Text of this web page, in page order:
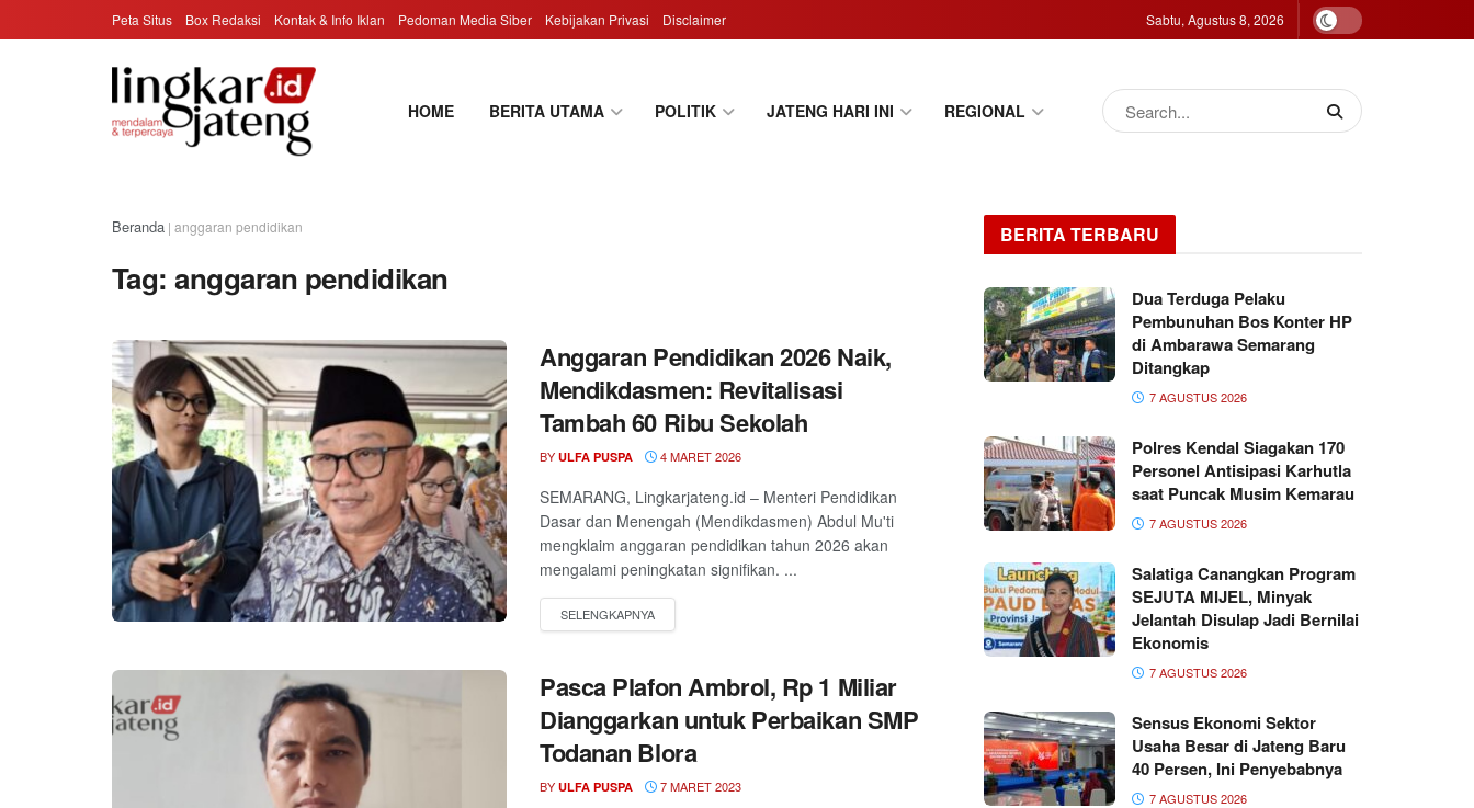
Peta Situs Box Redaksi Kontak & Info Iklan Pedoman Media Siber Kebijakan Privasi Disclaimer Sabtu, Agustus 8, 2026
HOME BERITA UTAMA POLITIK JATENG HARI INI REGIONAL
Beranda | anggaran pendidikan
Tag:anggaran pendidikan
Anggaran Pendidikan 2026 Naik,
Mendikdasmen: Revitalisasi
Tambah 60 Ribu Sekolah
BY ULFA PUSPA 4 MARET 2026
SEMARANG, Lingkarjateng.id – Menteri Pendidikan
Dasar dan Menengah (Mendikdasmen) Abdul Mu'ti
mengklaim anggaran pendidikan tahun 2026 akan
mengalami peningkatan signifikan. ...
Pasca Plafon Ambrol, Rp 1 Miliar
Dianggarkan untuk Perbaikan SMP
Todanan Blora
BY ULFA PUSPA 7 MARET 2023
BERITA TERBARU
Dua Terduga Pelaku
Pembunuhan Bos Konter HP
di Ambarawa Semarang
Ditangkap
7 AGUSTUS 2026
Polres Kendal Siagakan 170
Personel Antisipasi Karhutla
saat Puncak Musim Kemarau
7 AGUSTUS 2026
Salatiga Canangkan Program
SEJUTA MIJEL, Minyak
Jelantah Disulap Jadi Bernilai
Ekonomis
7 AGUSTUS 2026
Sensus Ekonomi Sektor
Usaha Besar di Jateng Baru
40 Persen, Ini Penyebabnya
7 AGUSTUS 2026